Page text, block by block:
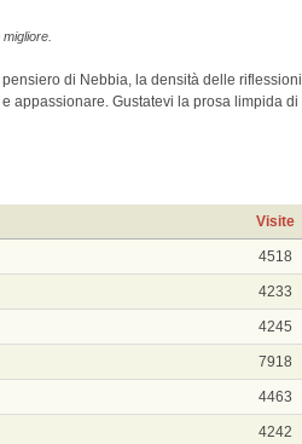
di Nebbia, la densità delle riflessioni
appassionare. Gustatevi la prosa limpida di
Visite
4518
4233
4245
7918
4463
4242